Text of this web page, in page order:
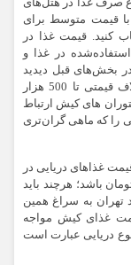
قیمت متوسط برای
کنید. قیمت غذا در
در غذا و
بخش‌های قبل دیدید
قلیه‌ماهی ممکن است در جاهای مختلف حتی اختلاف قیمتی تا 500 هزار
های کیش ارتباط
را که ماهی گران‌تری
غذاهای دریایی در
میان 800 تا 1 میلیون 500 هزار تومان باشد؛ هر‌چند باید
تهران به سراغ همین
قیمت غذای کیش مواجه
دریایی عبارت است